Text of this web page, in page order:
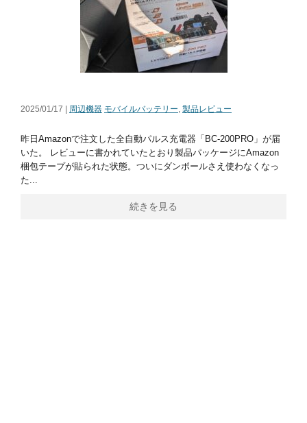
2025/01/17 | 周辺機器 モバイルバッテリー, 製品レビュー
昨日Amazonで注文した全自動パルス充電器「BC-200PRO」が届
いた。 レビューに書かれていたとおり製品パッケージにAmazon
梱包テープが貼られた状態。ついにダンボールさえ使わなくなっ
た...
続きを見る